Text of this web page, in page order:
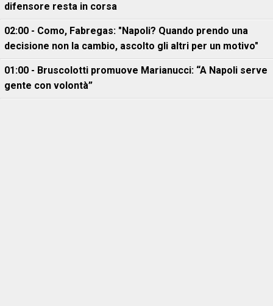
difensore resta in corsa
02:00 - Como, Fabregas: "Napoli? Quando prendo una
decisione non la cambio, ascolto gli altri per un motivo"
01:00 - Bruscolotti promuove Marianucci: “A Napoli serve
gente con volontà”